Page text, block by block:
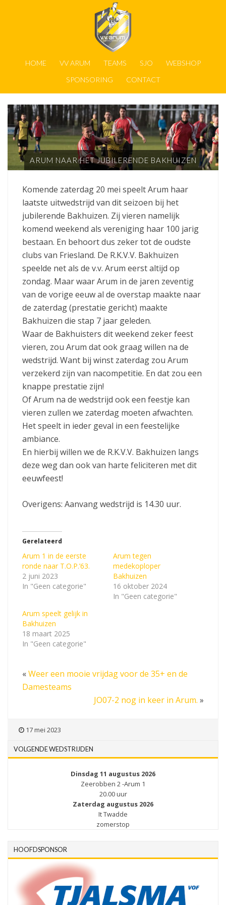
HOME VV ARUM TEAMS SJO
WEBSHOP
SPONSORING
CONTACT
ARUM NAAR HET JUBILERENDE BAKHUIZEN
Komende zaterdag 20 mei speelt Arum haar
laatste uitwedstrijd van dit seizoen bij het
jubilerende Bakhuizen. Zij vieren namelijk
komend weekend als vereniging haar 100 jarig
bestaan. En behoort dus zeker tot de oudste
clubs van Friesland. De R.K.V.V. Bakhuizen
speelde net als de v.v. Arum eerst altijd op
zondag. Maar waar Arum in de jaren zeventig
van de vorige eeuw al de overstap maakte naar
de zaterdag (prestatie gericht) maakte
Bakhuizen die stap 7 jaar geleden.
Waar de Bakhuisters dit weekend zeker feest
vieren, zou Arum dat ook graag willen na de
wedstrijd. Want bij winst zaterdag zou Arum
verzekerd zijn van nacompetitie. En dat zou een
knappe prestatie zijn!
Of Arum na de wedstrijd ook een feestje kan
vieren zullen we zaterdag moeten afwachten.
Het speelt in ieder geval in een feestelijke
ambiance.
En hierbij willen we de R.K.V.V. Bakhuizen langs
deze weg dan ook van harte feliciteren met dit
eeuwfeest!
Overigens: Aanvang wedstrijd is 14.30 uur.
Gerelateerd
Arum 1 in de eerste
ronde naar T.O.P.’63.
2 juni 2023
In "Geen categorie"
Arum tegen
medekoploper
Bakhuizen
16 oktober 2024
In "Geen categorie"
Arum speelt gelijk in
Bakhuizen
18 maart 2025
In "Geen categorie"
«Weer een mooie vrijdag voor de 35+ en de
Damesteams
JO07-2 nog in keer in Arum. »
17 mei 2023
VOLGENDE WEDSTRIJDEN
Dinsdag 11 augustus 2026
Zeerobben 2 -Arum 1
20.00 uur
Zaterdag augustus 2026
It Twadde
zomerstop
HOOFDSPONSOR